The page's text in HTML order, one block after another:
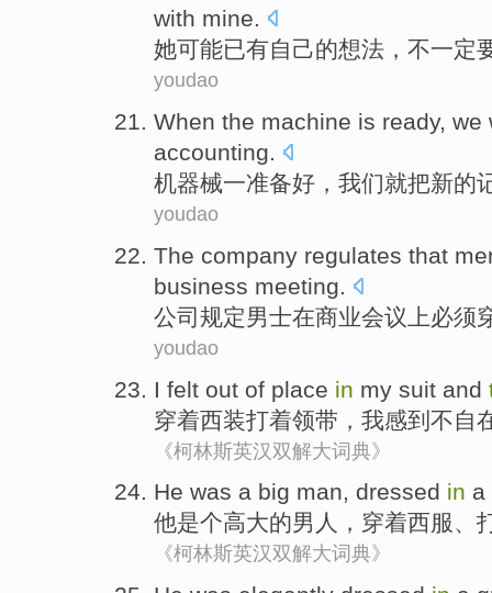
with mine.
她可能已有自己的想法 ， 不一定
youdao
When the machine is ready, we
accounting.
机器械一准备好 ， 我们就把新的
youdao
The company regulates that
business meeting.
公司 规定男士在商业会议上必须
youdao
I felt out of place in my suit and
穿着西装打着领带， 我感到不自
《柯林斯英汉双解大词典》
He was a big man, dressed in a
他是个高大的男人 ， 穿着西服、
《柯林斯英汉双解大词典》